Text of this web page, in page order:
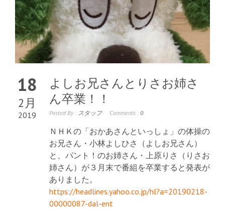
18
2月
2019
よしお兄さんとりさお姉さ
ん卒業！！
Posted By : スタッフ Comments : 0
ＮＨＫの「おかあさんといっしょ」の体操の
お兄さん・小林よしひさ（よしお兄さん）
と、パント！のお姉さん・上原りさ（りさお
姉さん）が３月末で番組を卒業すると発表が
ありました。
https://headlines.yahoo.co.jp/hl?a=20190218-
00000087-dal-ent